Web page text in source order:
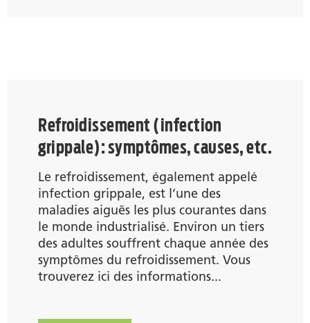
Refroidissement (infection
grippale): symptômes, causes, etc.
Le refroidissement, également appelé
infection grippale, est l’une des
maladies aiguës les plus courantes dans
le monde industrialisé. Environ un tiers
des adultes souffrent chaque année des
symptômes du refroidissement. Vous
trouverez ici des informations...